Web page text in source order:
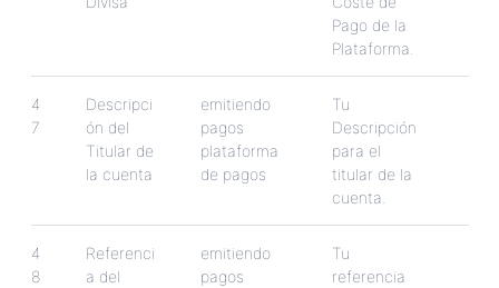
Pago de la
Plataforma
4
7
Descripci
ón del
Titular de
la cuenta
emitiendo
pagos
plataforma
de pagos
Tu
Descripción
para el
titular de la
cuenta
4
8
Referenci
a del
emitiendo
pagos
Tu
referencia